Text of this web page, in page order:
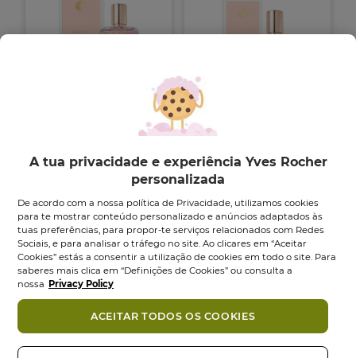
Comme Une
Evidence -...
4.8 (3577)
4.8
em
5
estrelas.
3577
54,95 €
Adicionar
Eau de Parfum
Comme Une
Evidence -...
4.7 (1213)
4.7
em
5
estrelas.
22,95 € 42,95 €
Adicionar
A tua privacidade e experiência Yves Rocher
personalizada
De acordo com a nossa política de Privacidade, utilizamos cookies
para te mostrar conteúdo personalizado e anúncios adaptados às
tuas preferências, para propor-te serviços relacionados com Redes
Sociais, e para analisar o tráfego no site. Ao clicares em “Aceitar
Cookies” estás a consentir a utilização de cookies em todo o site. Para
saberes mais clica em “Definições de Cookies” ou consulta a
nossa Privacy Policy
ACEITAR TODOS OS COOKIES